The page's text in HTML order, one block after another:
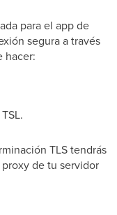
para el app de
segura a través
hacer:
TSL.
TLS tendrás
de tu servidor